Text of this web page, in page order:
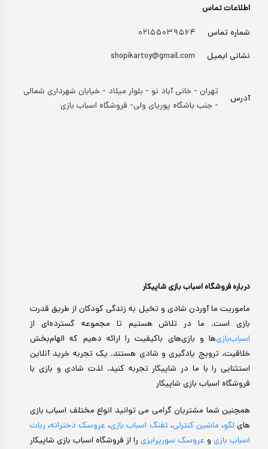
درباره فروشگاه اسباب بازی شاپیکار
ماموریت ما آوردن شادی و تخیل به زندگی کودکان از طریق قدرت
بازی است. ما در تلاش هستیم تا مجموعه گسترده‌ای از
اسباب‌بازی‌ها و بازی‌های باکیفیت را ارائه دهیم که الهام‌بخش
خلاقیت، ترویج یادگیری و شادی هستند. یک تجربه خرید آنلاین
استثنایی را با ما در شاپیکار تجربه کنید. لذت شادی و بازی با
فروشگاه اسباب بازی شاپیکار
همچنین شما مشتریان گرامی می توانید انواع مختلف اسباب بازی
های لگو، ماشین کنترلی،تفنگ اسباب بازی، عروسک دخترانه، ربات
اسباب بازی و عروسک سورپرایزی را از فروشگاه اسباب بازی شاپیکار
اطلاعات تماس
شماره تماس
۰۲۱۵۵۰۳۹۵۶۴
نشانی ایمیل
shopikartoy@gmail.com
آدرس
تهران - خانی آباد نو - بلوار میلاد - خیابان شهرداری شمالی
- جنب باشگاه پوریای ولی- فروشگاه اسباب بازی